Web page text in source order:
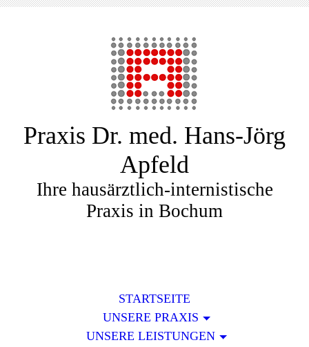
Praxis Dr. med. Hans-Jörg
Apfeld
Ihre hausärztlich-internistische
Praxis in Bochum
STARTSEITE
UNSERE PRAXIS
UNSERE LEISTUNGEN